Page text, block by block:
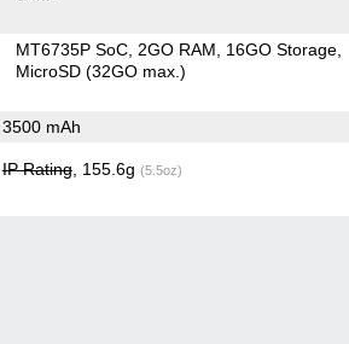
MT6735P SoC 2GO RAM
16GO Storage
MicroSD (32GO max.)
3500 mAh
IP Rating, 155.6g (5.5oz)